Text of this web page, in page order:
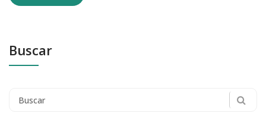
Buscar
Search